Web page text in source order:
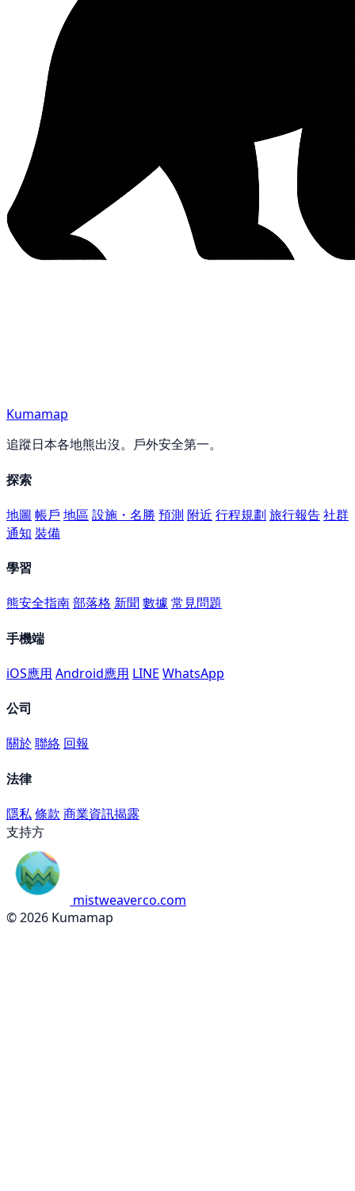
Kumamap
追蹤日本各地熊出沒。戶外安全第一。
探索
地圖 帳戶 地區 設施・名勝 預測 附近 行程規劃 旅行報告社群
通知 裝備
學習
熊安全指南部落格 新聞數據 常見問題
手機端
iOS應用 Android應用 LINE WhatsApp
公司
關於聯絡 回報
法律
隱私條款 商業資訊揭露
支持方
mistweaverco.com
© 2026 Kumamap